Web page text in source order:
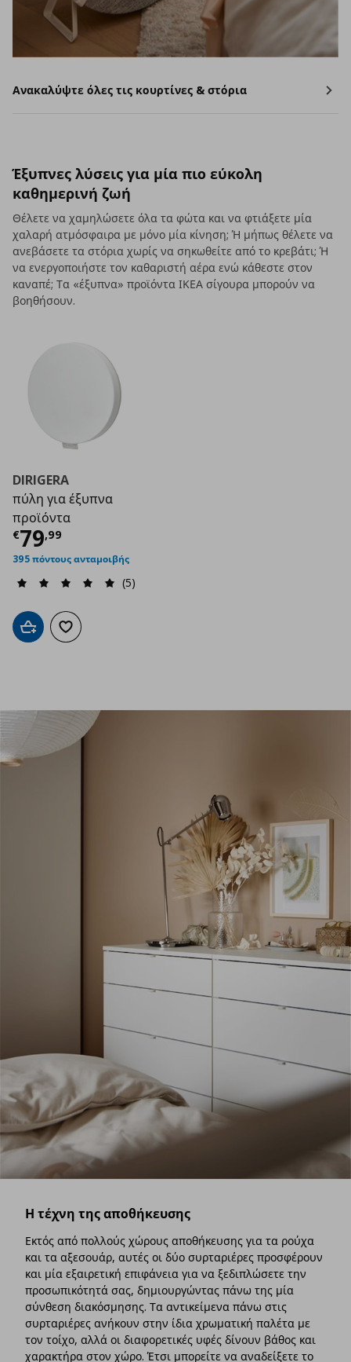
Ανακαλύψτε όλες τις κουρτίνες & στόρια
Έξυπνες λύσεις για μία πιο εύκολη
καθημερινή ζωή
Θέλετε να χαμηλώσετε όλα τα φώτα και να φτιάξετε μία
χαλαρή ατμόσφαιρα με μόνο μία κίνηση; Ή μήπως θέλετε να
ανεβάσετε τα στόρια χωρίς να σηκωθείτε από το κρεβάτι; Ή
να ενεργοποιήστε τον καθαριστή αέρα ενώ κάθεστε στον
καναπέ; Τα «έξυπνα» προϊόντα ΙΚΕΑ σίγουρα μπορούν να
βοηθήσουν.
DIRIGERA
πύλη για έξυπνα
προϊόντα
€79,99
Τρέχουσα τιμή
395 πόντους ανταμοιβής
(5)
Προσθήκη στο καλάθι
Προσθήκη στα αγαπημένα
Η τέχνη της αποθήκευσης
Εκτός από πολλούς χώρους αποθήκευσης για τα ρούχα
και τα αξεσουάρ, αυτές οι δύο συρταριέρες προσφέρουν
και μία εξαιρετική επιφάνεια για να ξεδιπλώσετε την
προσωπικότητά σας, δημιουργώντας πάνω της μία
σύνθεση διακόσμησης. Τα αντικείμενα πάνω στις
συρταριέρες ανήκουν στην ίδια χρωματική παλέτα με
τον τοίχο, αλλά οι διαφορετικές υφές δίνουν βάθος και
χαρακτήρα στον χώρο. Έτσι μπορείτε να αναδείξετε το